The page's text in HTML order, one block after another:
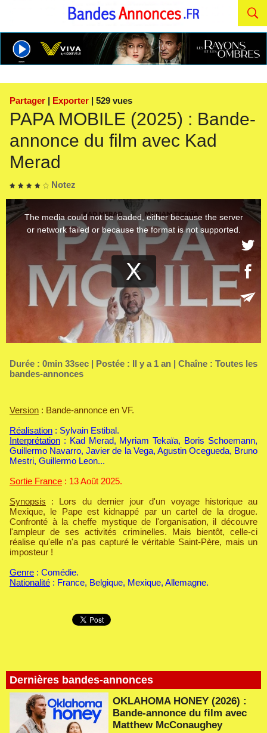
Partager | Exporter | 529 vues
PAPA MOBILE (2025) : Bande-
annonce du film avec Kad
Merad
Notez
Dernières bandes-annonces
OKLAHOMA HONEY (2026) :
Bande-annonce du film avec
Matthew McConaughey
Durée : 0min 33sec | Postée : Il y a 1 an | Chaîne : Toutes les
bandes-annonces
Version : Bande-annonce en VF.
Réalisation : Sylvain Estibal.
Interprétation : Kad Merad, Myriam Tekaïa, Boris Schoemann,
Guillermo Navarro, Javier de la Vega, Agustin Ocegueda, Bruno
Mestri, Guillermo Leon...
Sortie France : 13 Août 2025.
Synopsis : Lors du dernier jour d'un voyage historique au
Mexique, le Pape est kidnappé par un cartel de la drogue.
Confronté à la cheffe mystique de l'organisation, il découvre
l'ampleur de ses activités criminelles. Mais bientôt, celle-ci
réalise qu'elle n'a pas capturé le véritable Saint-Père, mais un
imposteur !
Genre : Comédie.
Nationalité : France, Belgique, Mexique, Allemagne.